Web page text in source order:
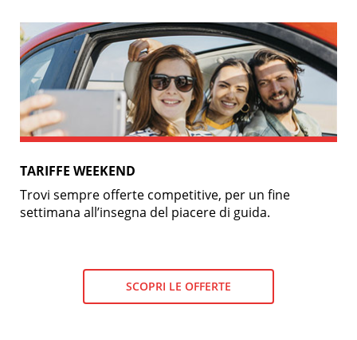
TARIFFE WEEKEND
Trovi sempre offerte competitive, per un fine
settimana all’insegna del piacere di guida.
SCOPRI LE OFFERTE